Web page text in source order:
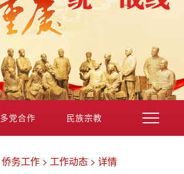
多党合作 民族宗教
侨务工作 > 工作动态 > 详情